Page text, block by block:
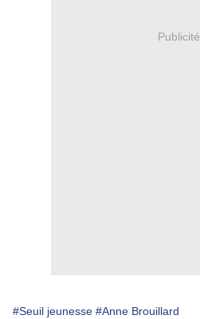
Publicité
#Seuil jeunesse #Anne Brouillard